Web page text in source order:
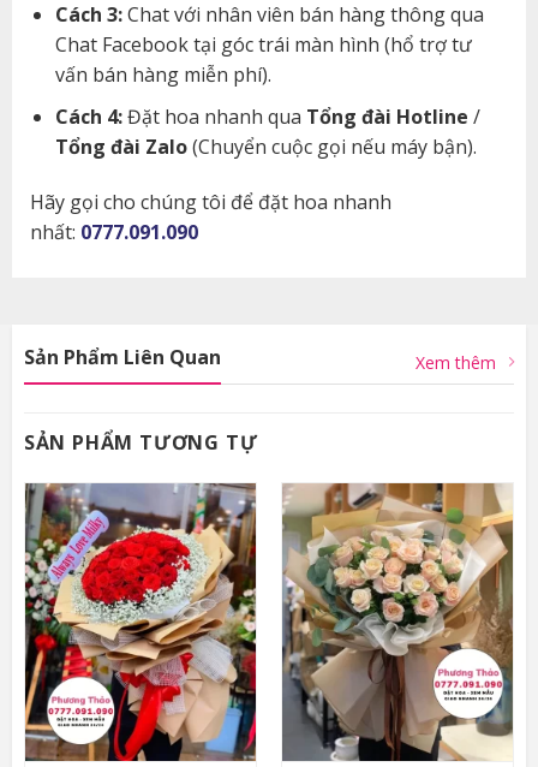
Cách 3:Chat với nhân viên bán hàng thông qua
Chat Facebook tại góc trái màn hình (hổ trợ tư
vấn bán hàng miễn phí).
Cách 4:Đặt hoa nhanh qua Tổng đài Hotline /
Tổng đài Zalo(Chuyển cuộc gọi nếu máy bận).
Hãy gọi cho chúng tôi để đặt hoa nhanh
nhất: 0777.091.090
Sản Phẩm Liên Quan Xem thêm
SẢN PHẨM TƯƠNG TỰ